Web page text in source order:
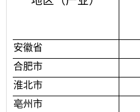
安徽省
合肥市
淮北市
亳州市